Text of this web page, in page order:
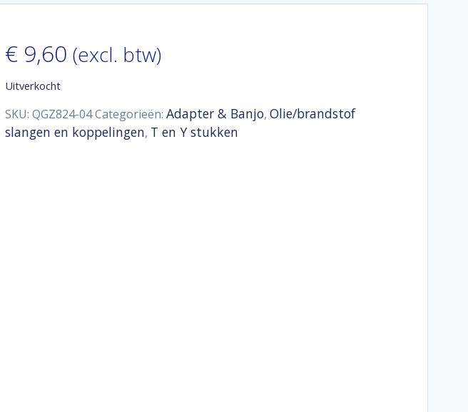
€9,60 (excl. btw)
Uitverkocht
SKU: QGZ824-04Categorieën: Adapter & Banjo, Olie/brandstof
slangen en koppelingen, T en Y stukken